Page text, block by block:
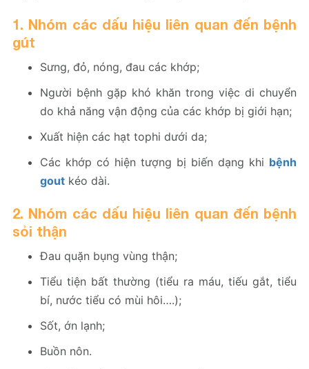
1. Nhóm các dấu hiệu liên quan đến bệnh
gút
Sưng, đỏ, nóng, đau các khớp;
Người bệnh gặp khó khăn trong việc di chuyển
do khả năng vận động của các khớp bị giới hạn;
Xuất hiện các hạt tophi dưới da;
Các khớp có hiện tượng bị biến dạng khi bệnh
gout kéo dài.
2. Nhóm các dấu hiệu liên quan đến bệnh
sỏi thận
Đau quặn bụng vùng thận;
Tiểu tiện bất thường (tiểu ra máu, tiếu gắt, tiểu
bí, nước tiểu có mùi hôi….);
Sốt, ớn lạnh;
Buồn nôn.